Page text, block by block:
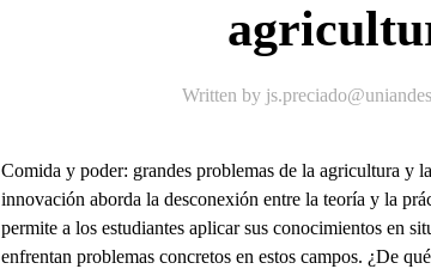
Written by
Comida y poder: grandes problemas de la agricultura y
innovación aborda la desconexión entre la teoría y la
permite a los estudiantes aplicar sus conocimientos en
enfrentan problemas concretos en estos campos. ¿De